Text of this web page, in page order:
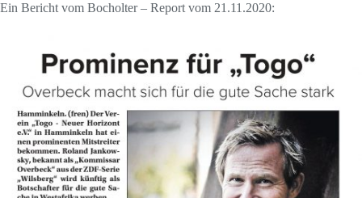
Ein Bericht vom Bocholter – Report vom 21.11.2020: